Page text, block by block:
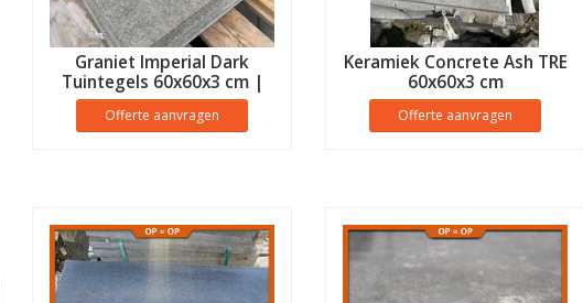
Graniet Imperial Dark
Tuintegels 60x60x3 cm |
Laatste Partij OP=OP
Offerte aanvragen
Keramiek Concrete Ash TRE
60x60x3 cm
Offerte aanvragen